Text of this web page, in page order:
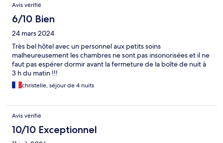
Avis vérifié
6/10 Bien
24 mars 2024
Très bel hôtel avec un personnel aux petits soins
malheureusement les chambres ne sont pas insonorisées et il ne
faut pas espérer dormir avant la fermeture de la boîte de nuit à
3 h du matin !!!
christelle, séjour de 4 nuits
Avis vérifié
10/10 Exceptionnel